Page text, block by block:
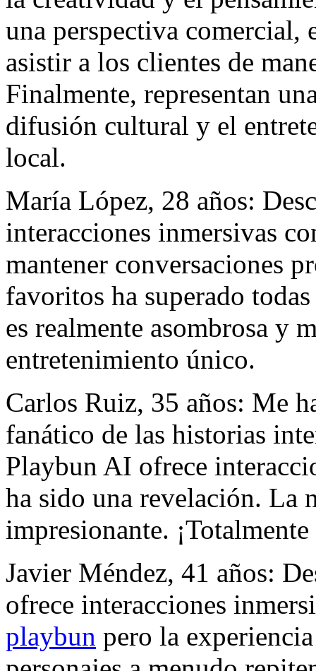
una perspectiva comercial,
asistir a los clientes de
Finalmente, representan
difusión cultural y el
local.
María López, 28 años:
interacciones inmersivas
mantener conversaciones
favoritos ha superado
es realmente asombrosa y
entretenimiento único.
Carlos Ruiz, 35 años: Me
fanático de las historias
Playbun AI ofrece
ha sido una revelación. La
impresionante.
Javier Méndez, 41 años:
ofrece interacciones
playbun pero la